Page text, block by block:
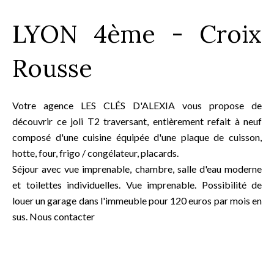
LYON 4ème - Croix
Rousse
Votre agence LES CLÉS D'ALEXIA vous propose de
découvrir ce joli T2 traversant, entièrement refait à neuf
composé d'une cuisine équipée d'une plaque de cuisson,
hotte, four, frigo / congélateur, placards.
Séjour avec vue imprenable, chambre, salle d'eau moderne
et toilettes individuelles. Vue imprenable. Possibilité de
louer un garage dans l'immeuble pour 120 euros par mois en
sus. Nous contacter